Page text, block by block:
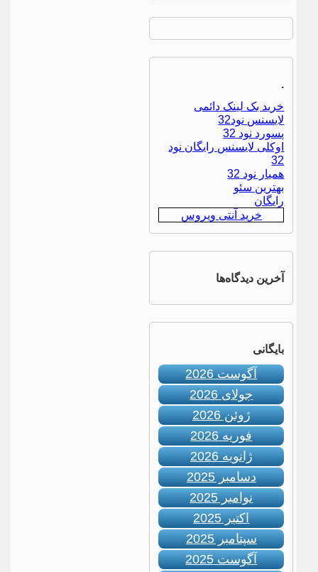
.
خرید بک لینک دائمی
لایسنس نود32
پسورد نود 32
اوکلی لایسنس رایگان نود
32
همیار نود 32
بهترین سئو
رایگان
خرید آنتی ویروس
آخرین دیدگاه‌ها
بایگانی
آگوست 2026
جولای 2026
ژوئن 2026
فوریه 2026
ژانویه 2026
دسامبر 2025
نوامبر 2025
اکتبر 2025
سپتامبر 2025
آگوست 2025